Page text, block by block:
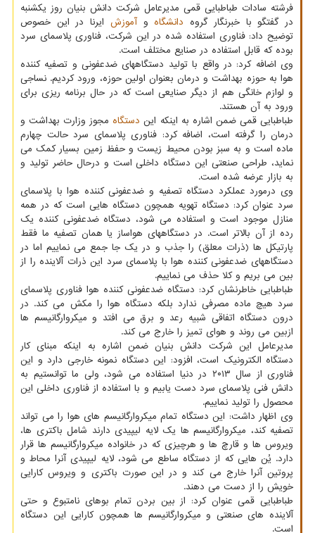
فرشته سادات طباطبایی قمی مدیرعامل شرکت دانش بنیان روز یکشنبه
در گفتگو با خبرنگار گروه دانشگاه وآموزش ایرنا در این خصوص
توضیح داد: فناوری استفاده شده در این شرکت، فناوری پلاسمای سرد
بوده که قابل استفاده در صنایع مختلف است.
وی اضافه کرد: در واقع با تولید دستگاههای ضدعفونی و تصفیه کننده
هوا به حوزه بهداشت و درمان بعنوان اولین حوزه، ورود کردیم. نساجی
و لوازم خانگی هم از دیگر صنایعی است که در حال برنامه ریزی برای
ورود به آن هستند.
طباطبایی قمی ضمن اشاره به اینکه این دستگاه مجوز وزارت بهداشت و
درمان را گرفته است، اضافه کرد: فناوری پلاسمای سرد حالت چهارم
ماده است و به سبز بودن محیط زیست و حفظ زمین بسیار کمک می
نماید، طراحی صنعتی این دستگاه داخلی است و درحال حاضر تولید و
به بازار عرضه شده است.
وی درمورد عملکرد دستگاه تصفیه و ضدعفونی کننده هوا با پلاسمای
سرد عنوان کرد: دستگاه تهویه همچون دستگاه هایی است که در همه
منازل موجود است و استفاده می شود، دستگاه ضدعفونی کننده یک
رده از آن بالاتر است. در دستگاههای هواساز یا همان تصفیه ما فقط
پارتیکل ها (ذرات معلق) را جذب و در یک جا جمع می نماییم اما در
دستگاههای ضدعفونی کننده هوا با پلاسمای سرد این ذرات آلاینده را از
بین می بریم و کلا حذف می نماییم.
طباطبایی خاطرنشان کرد: دستگاه ضدعفونی کننده هوا فناوری پلاسمای
سرد هیچ ماده مصرفی ندارد بلکه دستگاه هوا را مکش می کند. در
درون دستگاه اتفاقی شبیه رعد و برق می افتد و میکروارگانیسم ها
ازبین می روند و هوای تمیز را خارج می کند.
مدیرعامل این شرکت دانش بنیان ضمن اشاره به اینکه مبنای کار
دستگاه الکترونیک است، افزود: این دستگاه نمونه خارجی دارد و این
فناوری از سال ۲۰۱۳ در دنیا استفاده می شود، ولی ما توانستیم به
دانش فنی پلاسمای سرد دست یابیم و با استفاده از فناوری داخلی این
محصول را تولید نماییم.
وی اظهار داشت: این دستگاه تمام میکروارگانیسم های هوا را می تواند
تصفیه کند، میکروارگانیسم ها یک لایه لیپیدی دارند شامل باکتری ها،
ویروس ها و قارچ ها و هرچیزی که در خانواده میکروارگانیسم ها قرار
دارد. یُن هایی که از دستگاه ساطع می شود، لایه لیپیدی آنرا محاط و
پروتین آنرا خارج می کند و در این صورت باکتری و ویروس کارایی
خویش را از دست می دهند.
طباطبایی قمی عنوان کرد: از بین بردن تمام بوهای نامتبوع و حتی
آلاینده های صنعتی و میکروارگانیسم ها همچون کارایی این دستگاه
است.